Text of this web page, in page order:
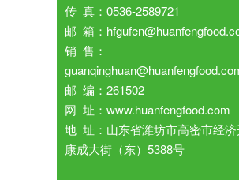
传 真：0536-2589721
邮 箱：
销 售：
邮 编：261502
网 址：www.huanfengfood.com
地 址：山东省潍坊市高密市经济
康成大街（东）5388号